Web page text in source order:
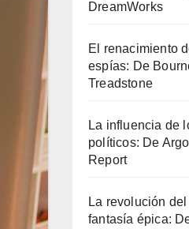
DreamWorks
El renacimiento
espías: De
Treadstone
La influencia de
políticos: De
Report
La revolución
fantasía épica: